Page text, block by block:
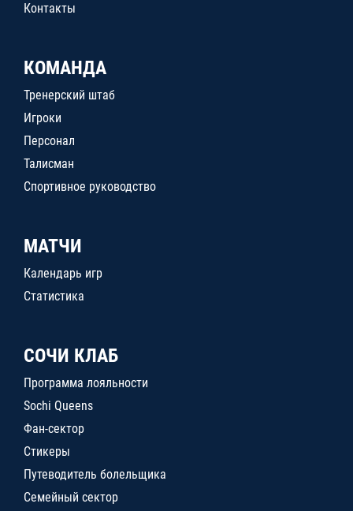
Контакты
КОМАНДА
Тренерский штаб
Игроки
Персонал
Талисман
Спортивное руководство
МАТЧИ
Календарь игр
Статистика
СОЧИ КЛАБ
Программа лояльности
Sochi Queens
Фан-сектор
Стикеры
Путеводитель болельщика
Семейный сектор